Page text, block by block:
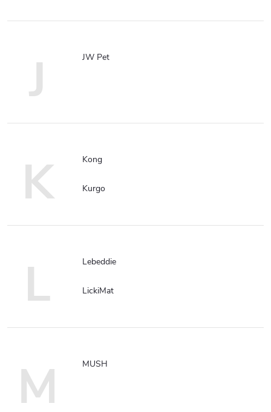
J JW Pet
K Kong
Kurgo
L Lebeddie
LickiMat
M MUSH